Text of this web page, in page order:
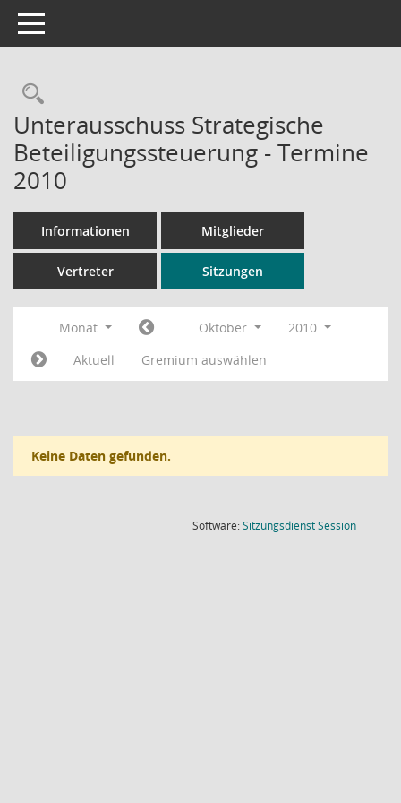
Toggle navigation
Rechercheauswahl
Unterausschuss Strategische
Beteiligungssteuerung - Termine
2010
Informationen Mitglieder
Vertreter Sitzungen
Monat Oktober
2010
Aktuell
Gremium auswählen
Keine Daten gefunden.
Software:SitzungsdienstSession(Wird in